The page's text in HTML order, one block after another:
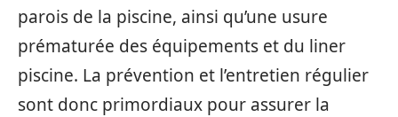
parois de la piscine, ainsi qu’une usure
prématurée des équipements et du liner
piscine. La prévention et l’entretien régulier
sont donc primordiaux pour assurer la